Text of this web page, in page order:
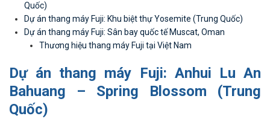
Quốc)
Dự án thang máy Fuji: Khu biệt thự Yosemite (Trung Quốc)
Dự án thang máy Fuji: Sân bay quốc tế Muscat, Oman
Thương hiệu thang máy Fuji tại Việt Nam
Dự án thang máy Fuji: Anhui Lu An
Bahuang – Spring Blossom (Trung
Quốc)